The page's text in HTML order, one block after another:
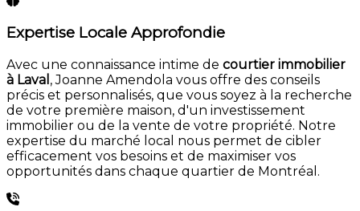
Expertise Locale Approfondie
Avec une connaissance intime de courtier immobilier
à Laval , Joanne Amendola vous offre des conseils
précis et personnalisés, que vous soyez à la recherche
de votre première maison, d'un investissement
immobilier ou de la vente de votre propriété. Notre
expertise du marché local nous permet de cibler
efficacement vos besoins et de maximiser vos
opportunités dans chaque quartier de Montréal.